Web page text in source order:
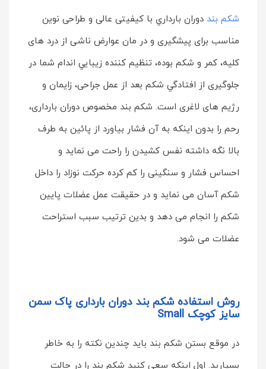
شكم بند دوران بارداري با كيفيتی عالی و طراحی نوين
مناسب برای پيشگيری و در مان عوارض ناشی از درد های
كليه، كمر و شكم بوده، تنظيم كننده زيبايي اندام شما در
جلوگيری از افتادگي شكم بعد از عمل جراحی، زايمان و
رژيم های لاغری است. شكم بند مخصوص دوران بارداری،
رحم را بدون اينكه به آن فشار بياورد از پائين به طرف
بالا نگه داشته نفس كشيدن را راحت می نمايد و
احساس فشار و سنگينی را كم كرده حركت نوزاد را داخل
شكم آسان می نمايد و در حقيقت عمل عضلات پايين
شكم را انجام می دهد و بدين ترتيب سبب استراحت
عضلات می شود.
روش استفاده شكم بند دوران بارداری پاک سمن
سایز کوچک Small
در موقع بستن شكم بند بايد چندين نكته را به خاطر
بسپاريد. اول اينكه سعي كنيد شكم بند را در حالت